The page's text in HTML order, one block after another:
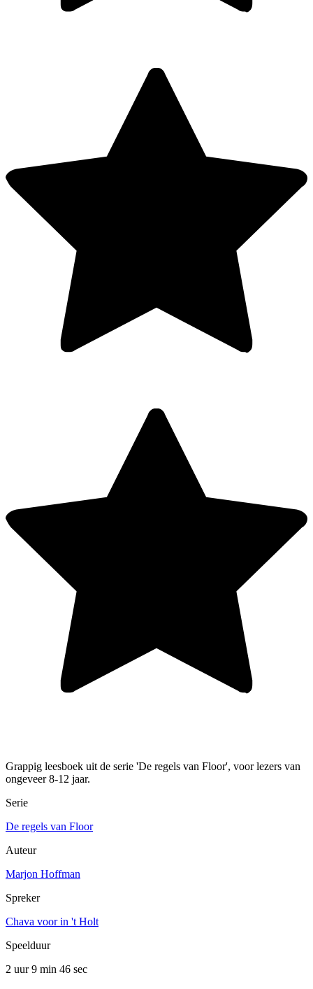
Grappig leesboek uit de serie 'De regels van Floor', voor lezers van
ongeveer 8-12 jaar.
Serie
De regels van Floor
Auteur
Marjon Hoffman
Spreker
Chava voor in 't Holt
Speelduur
2 uur 9 min 46 sec